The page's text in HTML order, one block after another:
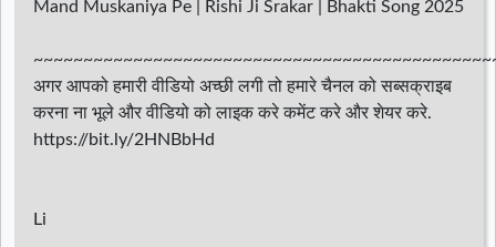
Mand Muskaniya Pe | Rishi Ji Srakar | Bhakti Song 2025
अगर आपको हमारी वीडियो अच्छी लगी तो हमारे चैनल को सब्सक्राइब
करना ना भूले और वीडियो को लाइक करे कमेंट करे और शेयर करे.
https://bit.ly/2HNBbHd
Li